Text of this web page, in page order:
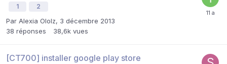
1 2
Par Alexia Ololz, 3 décembre 2013
38 réponses 38,6k vues
[CT700] installer google play store